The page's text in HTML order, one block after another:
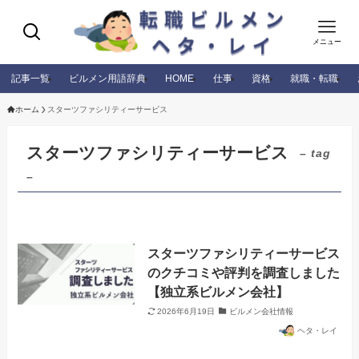
メニュー
記事一覧 ビルメン用語辞典 HOME 仕事 資格 就職・転職
ホーム スターツファシリティーサービス
スターツファシリティーサービス
– tag
–
スターツファシリティーサービス
のクチコミや評判を調査しました
【独立系ビルメン会社】
2026年6月19日 ビルメン会社情報
ヘタ・レイ